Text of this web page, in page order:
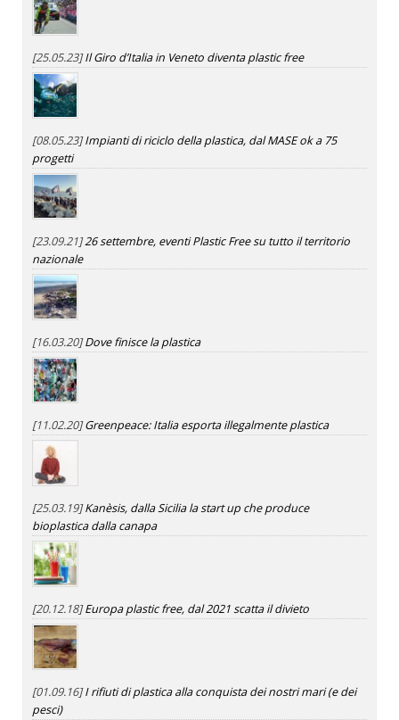
[25.05.23]Il Giro d’Italia in Veneto diventa plastic free
[08.05.23]Impianti di riciclo della plastica, dal MASE ok a 75
progetti
[23.09.21]26 settembre, eventi Plastic Free su tutto il territorio
nazionale
[16.03.20]Dove finisce la plastica
[11.02.20]Greenpeace: Italia esporta illegalmente plastica
[25.03.19]Kanèsis, dalla Sicilia la start up che produce
bioplastica dalla canapa
[20.12.18]Europa plastic free, dal 2021 scatta il divieto
[01.09.16]I rifiuti di plastica alla conquista dei nostri mari (e dei
pesci)